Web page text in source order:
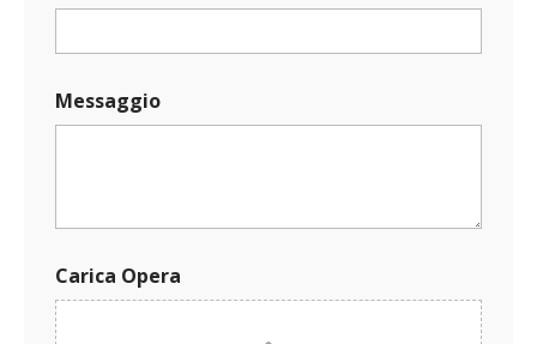
C
a
a
r
i
c
Messaggio
Carica Opera